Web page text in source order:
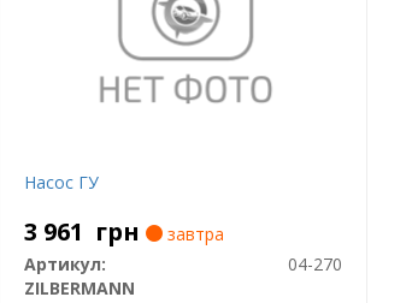
Насос ГУ
3 961 грн
завтра
Артикул:
04-270
ZILBERMANN